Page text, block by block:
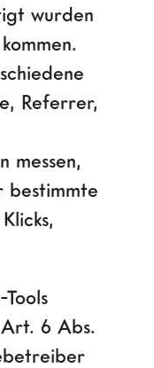
wurden
Referrer,
messen,
bestimmte
6 Abs.